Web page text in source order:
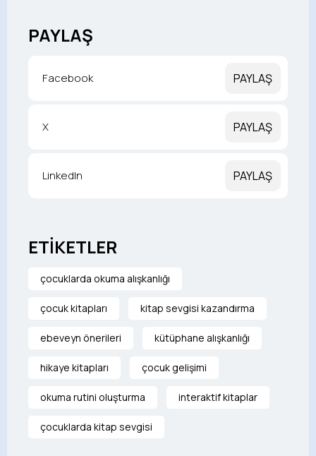
PAYLAŞ
Facebook PAYLAŞ
X PAYLAŞ
LinkedIn PAYLAŞ
ETİKETLER
çocuklarda okuma alışkanlığı
çocuk kitapları kitap sevgisi kazandırma
ebeveyn önerileri kütüphane alışkanlığı
hikaye kitapları çocuk gelişimi
okuma rutini oluşturma interaktif kitaplar
çocuklarda kitap sevgisi